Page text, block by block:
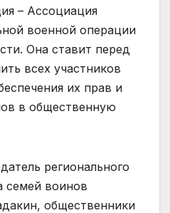
– Ассоциация
военной операции
Она ставит перед
всех участников
их прав и
в общественную
регионального
семей воинов
общественники